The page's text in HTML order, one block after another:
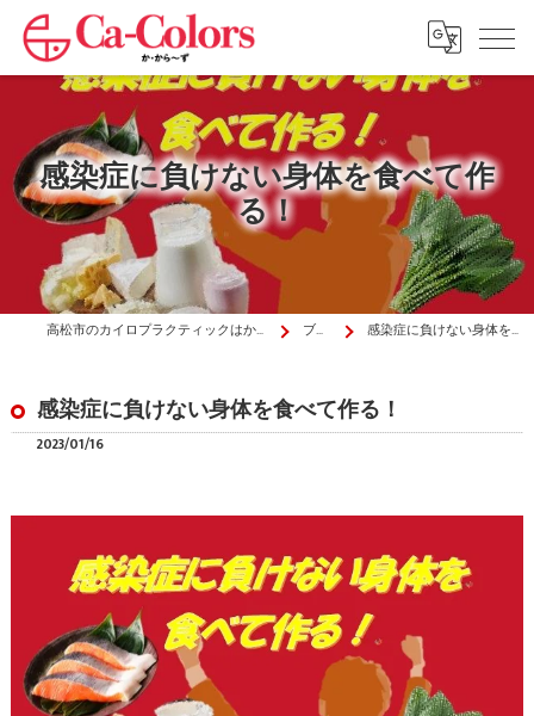
感染症に負けない身体を食べて作
る！
高松市のカイロプラクティックはか・から～ず施術院 ブログ 感染症に負けない身体を食べて作る！
感染症に負けない身体を食べて作る！
2023/01/16